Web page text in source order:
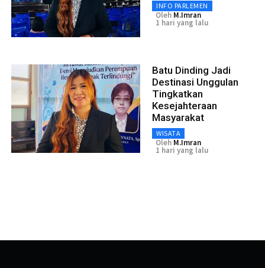
INFO PARLEMEN
Oleh M.Imran
1 hari yang lalu
Batu Dinding Jadi
Destinasi Unggulan
Tingkatkan
Kesejahteraan
Masyarakat
WISATA
Oleh M.Imran
1 hari yang lalu